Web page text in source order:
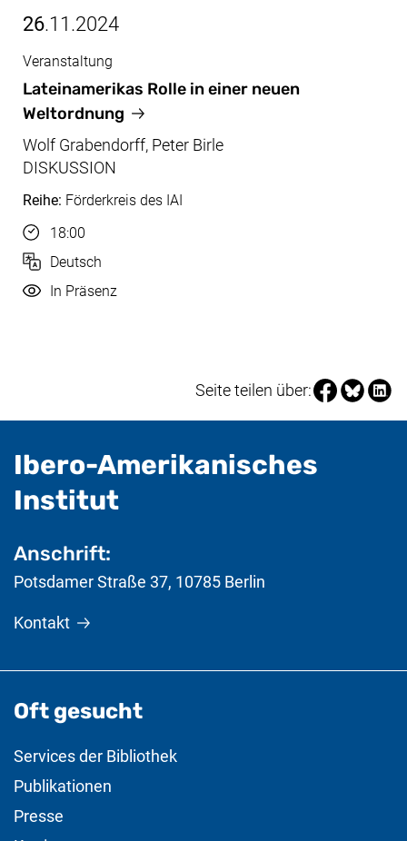
26.11.2024
Nov, 26.11.2024
Lateinamerikas Rolle in einer neuen
Weltordnung
Veranstaltung
Wolf Grabendorff, Peter Birle
DISKUSSION
Reihe: Förderkreis des IAI
Uhrzeit
18:00
Sprache
Deutsch
Durchführung
In Präsenz
Seite teilen über:Seite über
Seite
Ibero-Amerikanisches
Institut- nützliche
Anschrift:
Potsdamer Straße 37, 10785 Berlin
Kontakt
Oft gesucht
Services der Bibliothek
Publikationen
Presse